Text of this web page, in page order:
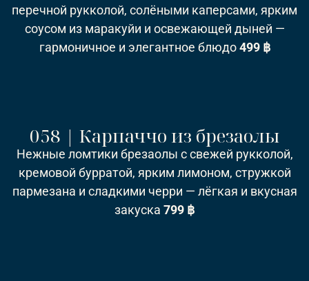
перечной рукколой, солёными каперсами, ярким
соусом из маракуйи и освежающей дыней —
гармоничное и элегантное блюдо499 ฿
058 | Карпаччо из брезаолы
Нежные ломтики брезаолы с свежей рукколой,
кремовой бурратой, ярким лимоном, стружкой
пармезана и сладкими черри — лёгкая и вкусная
закуска 799 ฿